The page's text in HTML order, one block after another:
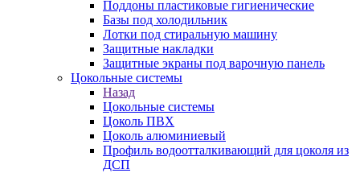
Поддоны пластиковые гигиенические
Базы под холодильник
Лотки под стиральную машину
Защитные накладки
Защитные экраны под варочную панель
Цокольные системы
Назад
Цокольные системы
Цоколь ПВХ
Цоколь алюминиевый
Профиль водоотталкивающий для цоколя из
ДСП